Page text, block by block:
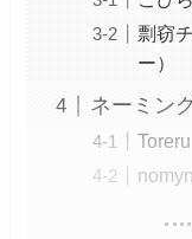
剽窃
ー）
ネーミン
Toreru